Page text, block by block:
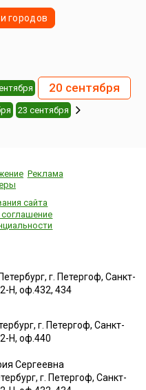
городов
20 сентября
23 сентября
Реклама
сайта
г. Петергоф, Санкт-
Н, оф.432, 434
г. Петергоф, Санкт-
2-Н, оф.440
Сергеевна
г. Петергоф, Санкт-